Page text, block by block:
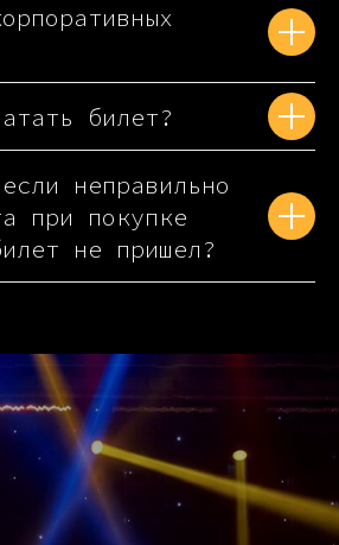
билет?
неправильно
при покупке
не пришел?